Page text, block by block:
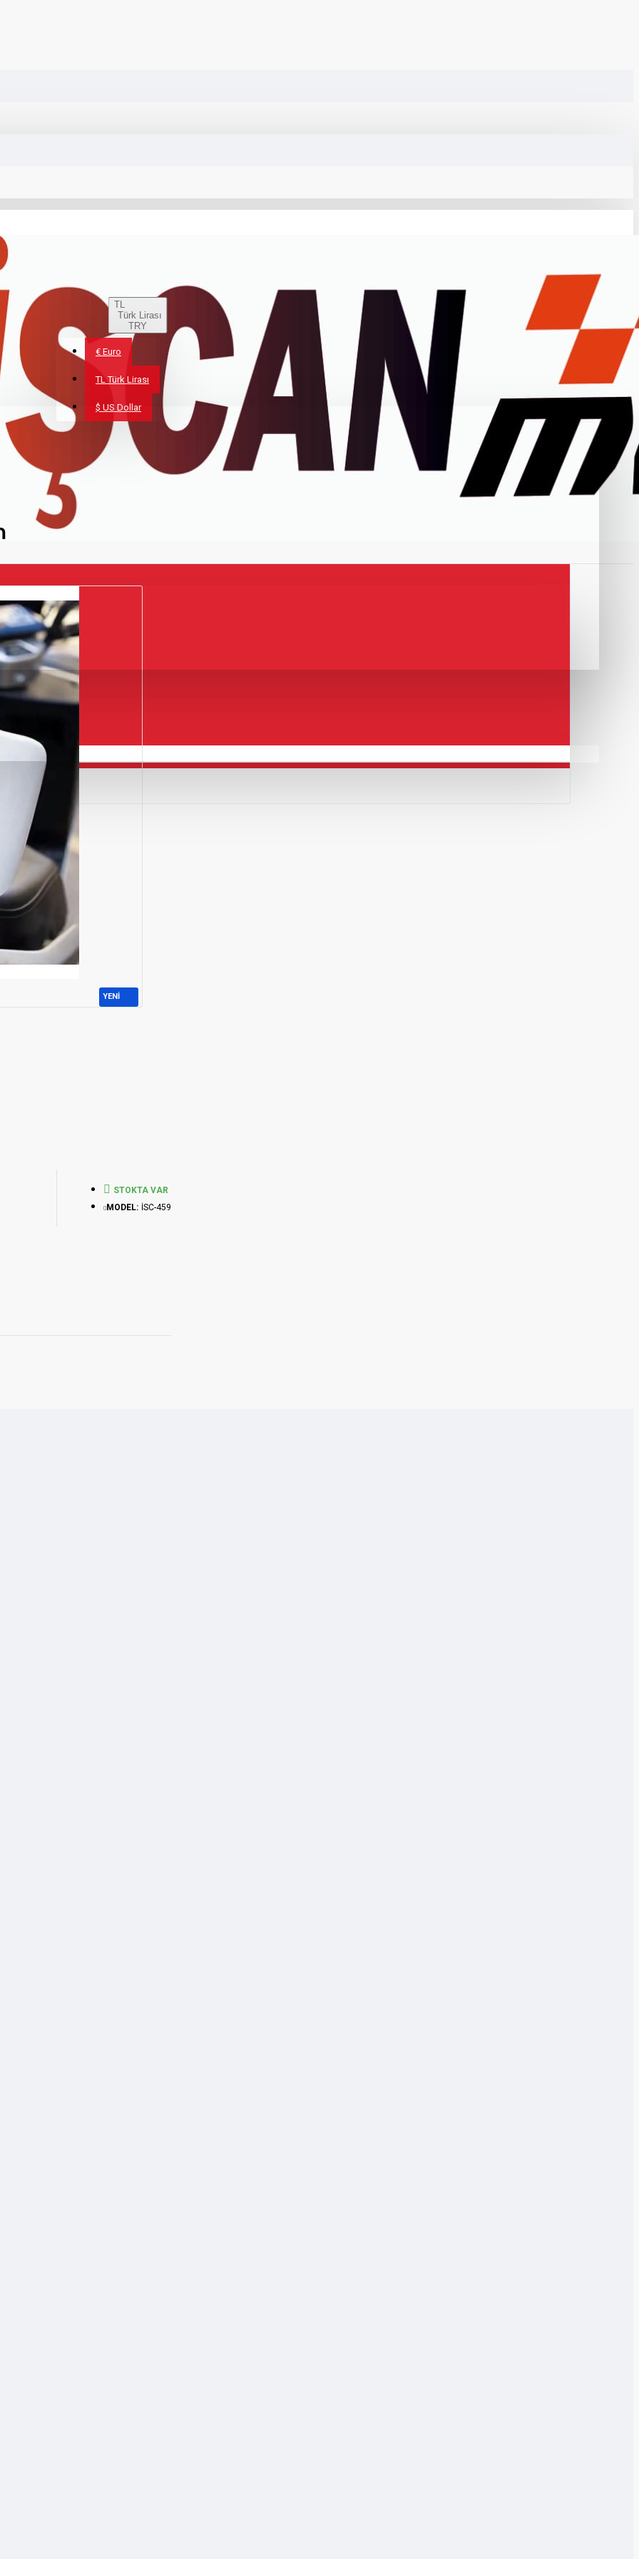
TL
Türk Lirası
TRY
€ Euro
TL Türk Lirası
$ US Dollar
YENİ
STOKTA VAR
MODEL: İSC-459